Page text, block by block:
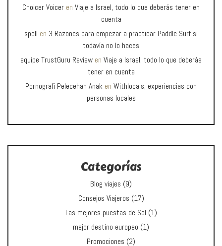
Choicer Voicer en Viaje a Israel, todo lo que deberás tener en
cuenta
spell en 3 Razones para empezar a practicar Paddle Surf si
todavía no lo haces
equipe TrustGuru Review en Viaje a Israel, todo lo que deberás
tener en cuenta
Pornografi Pelecehan Anak en Withlocals, experiencias con
personas locales
Categorías
Blog viajes (9)
Consejos Viajeros (17)
Las mejores puestas de Sol (1)
mejor destino europeo (1)
Promociones (2)